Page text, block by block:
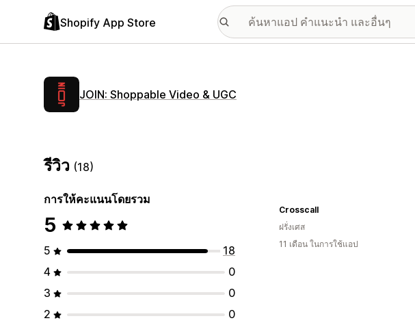
Shopify App Store
JOIN: Shoppable Video & UGC
รีวิว (18)
การให้คะแนนโดยรวม
5
5
18
4
0
3
0
2
0
Crosscall
ฝรั่งเศส
11 เดือน ในการใช้แอป